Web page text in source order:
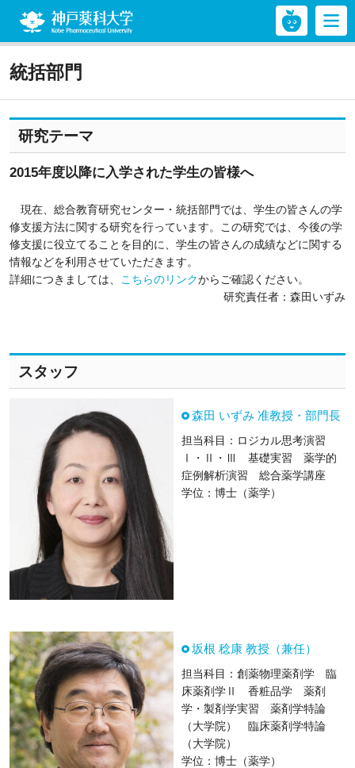
統括部門
研究テーマ
2015年度以降に入学された学生の皆様へ
現在、総合教育研究センター・統括部門では、学生の皆さんの学
修支援方法に関する研究を行っています。この研究では、今後の学
修支援に役立てることを目的に、学生の皆さんの成績などに関する
情報などを利用させていただきます。
詳細につきましては、
こちらのリンクからご確認ください。
研究責任者：森田いずみ
スタッフ
森田 いずみ 准教授・部門長
担当科目：ロジカル思考演習
Ⅰ・Ⅱ・Ⅲ 基礎実習 薬学的
症例解析演習 総合薬学講座
学位：博士（薬学）
坂根 稔康 教授（兼任）
担当科目：創薬物理薬剤学 臨
床薬剤学Ⅱ 香粧品学 薬剤
学・製剤学実習 薬剤学特論
（大学院） 臨床薬剤学特論
（大学院）
学位：博士（薬学）
神戸薬科大学